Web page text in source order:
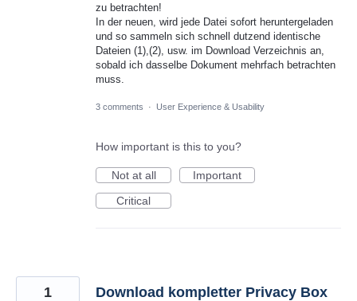
zu betrachten!
In der neuen, wird jede Datei sofort heruntergeladen
und so sammeln sich schnell dutzend identische
Dateien (1),(2), usw. im Download Verzeichnis an,
sobald ich dasselbe Dokument mehrfach betrachten
muss.
3 comments · User Experience & Usability
How important is this to you?
Not at all
Important
Critical
Download kompletter Privacy Box
1